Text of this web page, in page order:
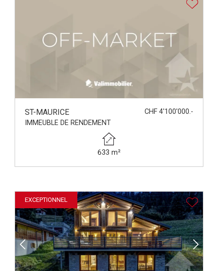
ST-MAURICE
CHF 4'100'000.-
IMMEUBLE DE RENDEMENT
633 m²
EXCEPTIONNEL